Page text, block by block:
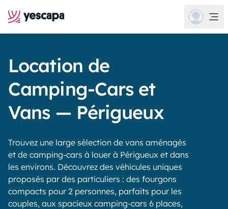
Location de
Camping-Cars et
Vans — Périgueux
Trouvez une large sélection de vans aménagés
et de camping-cars à louer à Périgueux et dans
les environs. Découvrez des véhicules uniques
proposés par des particuliers : des fourgons
compacts pour 2 personnes, parfaits pour les
couples, aux spacieux camping-cars 6 places,